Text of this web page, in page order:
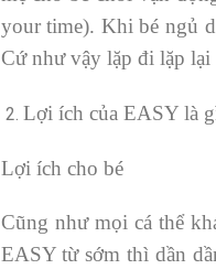
your time). Khi bé ngủ
Cứ như vậy lặp đi lặp lại
Lợi ích của EASY là
Lợi ích cho bé
Cũng như mọi cá thể
EASY từ sớm thì dần